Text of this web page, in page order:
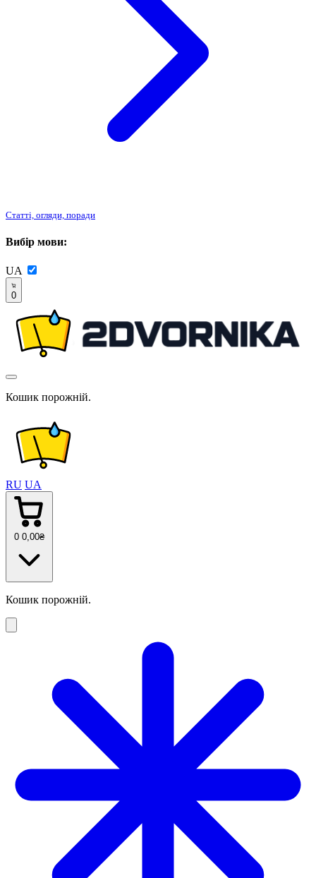
Статті, огляди, поради
Вибір мови:
UA
0
Кошик порожній.
RU UA
0 0 ,00₴
Кошик порожній.